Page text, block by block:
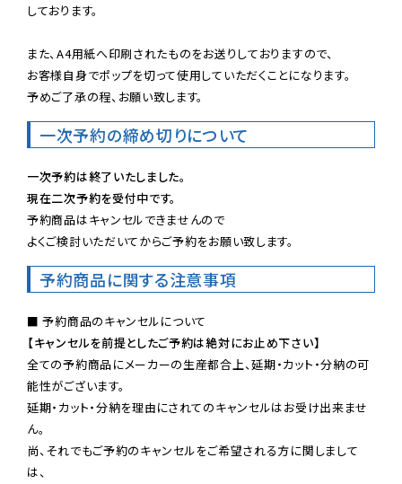
しております。
また、A4用紙へ印刷されたものをお送りしておりますので、
お客様自身でポップを切って使用していただくことになります。
予めご了承の程、お願い致します。
一次予約の締め切りについて
一次予約は終了いたしました。
現在二次予約を受付中です。
予約商品はキャンセルできませんので
よくご検討いただいてからご予約をお願い致します。
予約商品に関する注意事項
【キャンセルを前提としたご予約は絶対にお止め下さい】
全ての予約商品にメーカーの生産都合上、延期・カット・分納の可
能性がございます。
延期・カット・分納を理由にされてのキャンセルはお受け出来ませ
ん。
尚、それでもご予約のキャンセルをご希望される方に関しまして
は、